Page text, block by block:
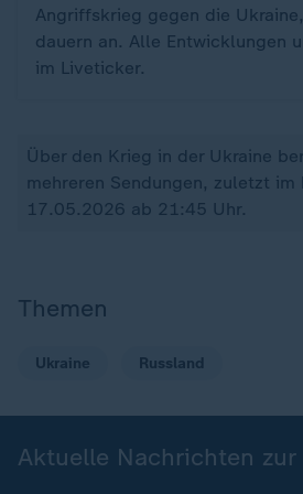
Angriffskrieg gegen die
dauern an. Alle Entwicklungen
im Liveticker.
Über den Krieg in der Ukraine
mehreren Sendungen, zuletzt im
17.05.2026 ab 21:45 Uhr.
Themen
Ukraine Russland
Aktuelle Nachrichten zur